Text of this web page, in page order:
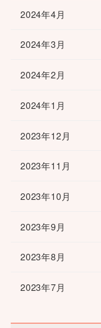
2024年4月
2024年3月
2024年2月
2024年1月
2023年12月
2023年11月
2023年10月
2023年9月
2023年8月
2023年7月